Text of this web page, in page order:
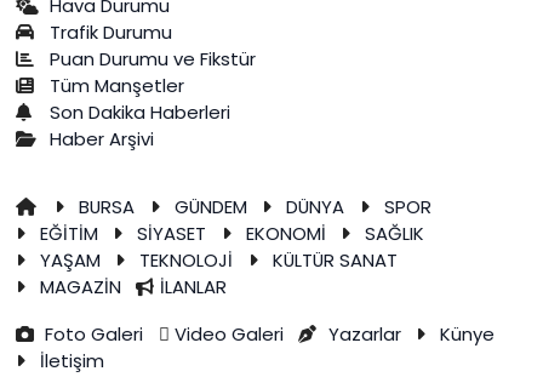
Trafik Durumu
Puan Durumu ve Fikstür
Tüm Manşetler
Son Dakika Haberleri
Haber Arşivi
BURSA GÜNDEM DÜNYA
SPOR
EĞİTİM
SİYASET EKONOMİ
SAĞLIK
YAŞAM
TEKNOLOJİ
KÜLTÜR SANAT
MAGAZİN
İLANLAR
Foto Galeri
Video Galeri Yazarlar
Künye
İletişim